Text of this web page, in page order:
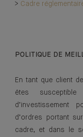
> Cadre
POLITIQUE DE
En tant que client
êtes
d’investissement
d’ordres portant
cadre, et dans le